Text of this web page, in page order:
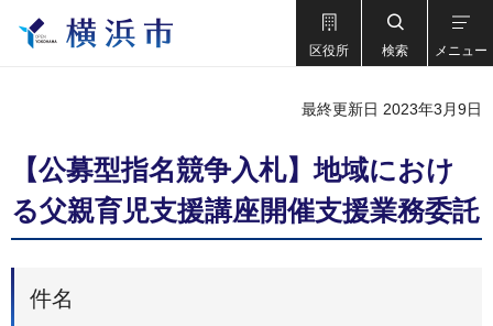
区役所 検索 メニュー
最終更新日 2023年3月9日
【公募型指名競争入札】地域におけ
る父親育児支援講座開催支援業務委託
件名